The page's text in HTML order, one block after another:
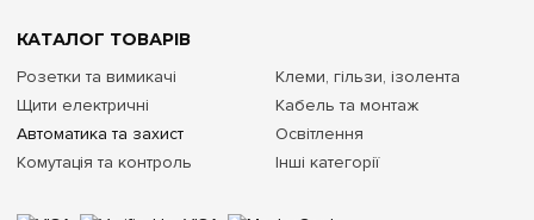
КАТАЛОГ ТОВАРІВ
Розетки та вимикачі
Щити електричні
Автоматика та захист
Комутація та контроль
Клеми, гільзи, ізолента
Кабель та монтаж
Освітлення
Інші категорії